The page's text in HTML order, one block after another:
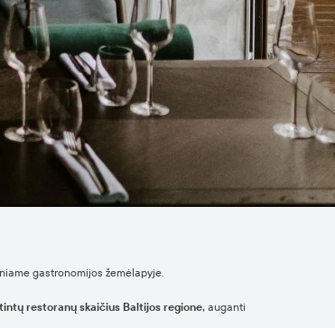
gastronomijos žemėlapyje.
restoranų skaičius Baltijos regione, auganti